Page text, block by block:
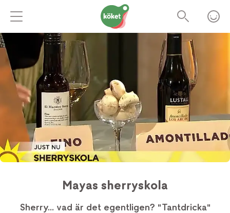
Mayas sherryskola
Sherry... vad är det egentligen? "Tantdricka"